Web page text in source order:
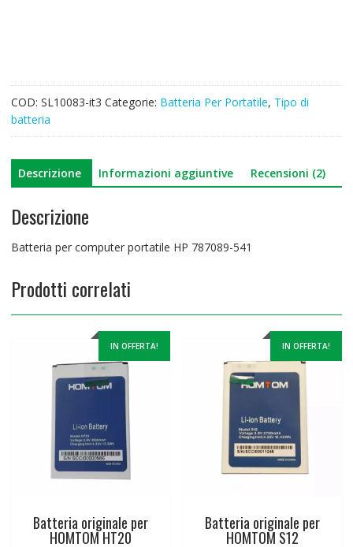
COD: SL10083-it3 Categorie: Batteria Per Portatile, Tipo di
batteria
Descrizione Informazioni aggiuntive Recensioni (2)
Descrizione
Batteria per computer portatile HP 787089-541
Prodotti correlati
IN OFFERTA!
Batteria originale per
HOMTOM HT20
IN OFFERTA!
Batteria originale per
HOMTOM S12